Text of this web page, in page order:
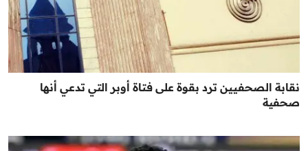
نقابة الصحفيين ترد بقوة على فتاة أوبر التي تدعي أنها
صحفية